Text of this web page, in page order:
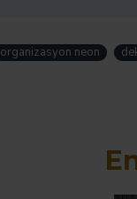
organizasyon neon